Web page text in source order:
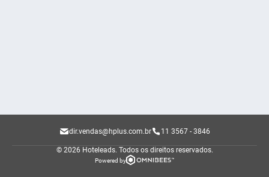
dir.vendas@hplus.com.br 11 3567 - 3846
© 2026 Hoteleads. Todos os direitos reservados.
Powered by